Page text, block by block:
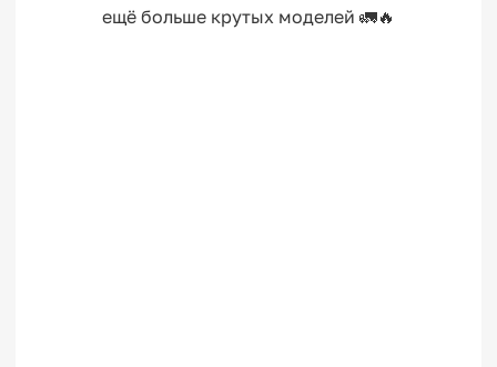
ещё больше крутых моделей 🚛🔥